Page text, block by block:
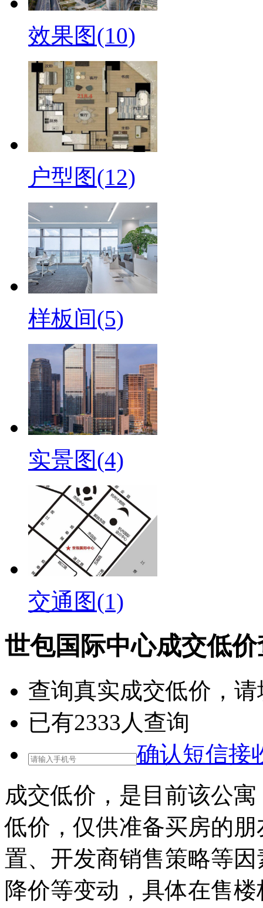
效果图(10)
户型图(12)
样板间(5)
实景图(4)
交通图(1)
世包国际中心成交低
查询真实成交低价 ，
已有2333 人查询
确认短信接
成交低价，是目前该公
低价，仅供准备买房的
置、开发商销售策略等
降价等变动，具体在售